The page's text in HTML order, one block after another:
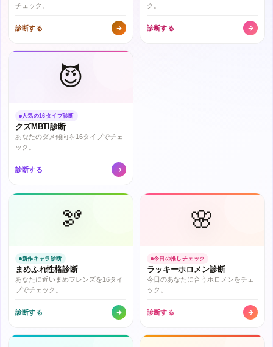
チェック。
診断する
ク。
診断する
😈
人気の16タイプ診断
クズMBTI診断
あなたのダメ傾向を16タイプでチェ
ック。
診断する
🫘
新作キャラ診断
まめふれ性格診断
あなたに近いまめフレンズを16タイ
プでチェック。
診断する
🌸
今日の推しチェック
ラッキーホロメン診断
今日のあなたに合うホロメンをチェ
ック。
診断する